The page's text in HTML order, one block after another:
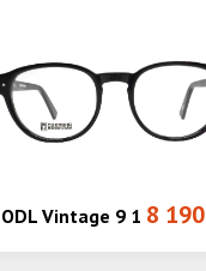
ODL Vintage 9 1 8 190